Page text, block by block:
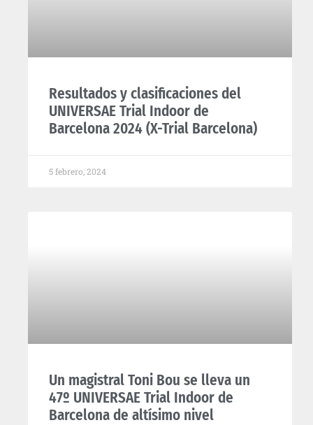
Resultados y clasificaciones del
UNIVERSAE Trial Indoor de
Barcelona 2024 (X-Trial Barcelona)
5 febrero, 2024
Un magistral Toni Bou se lleva un
47º UNIVERSAE Trial Indoor de
Barcelona de altísimo nivel